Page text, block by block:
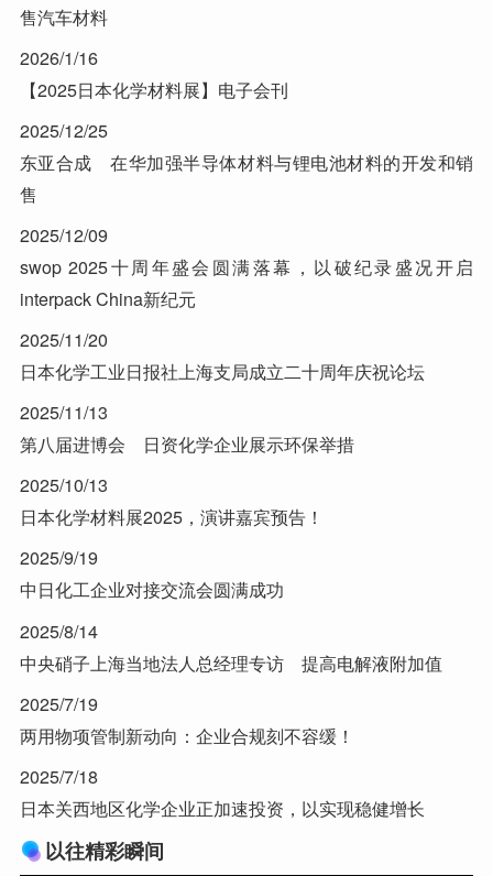
售汽车材料
2026/1/16
【2025日本化学材料展】电子会刊
2025/12/25
东亚合成 在华加强半导体材料与锂电池材料的开发和销
售
2025/12/09
swop 2025十周年盛会圆满落幕，以破纪录盛况开启
interpack China新纪元
2025/11/20
日本化学工业日报社上海支局成立二十周年庆祝论坛
2025/11/13
第八届进博会 日资化学企业展示环保举措
2025/10/13
日本化学材料展2025，演讲嘉宾预告！
2025/9/19
中日化工企业对接交流会圆满成功
2025/8/14
中央硝子上海当地法人总经理专访 提高电解液附加值
2025/7/19
两用物项管制新动向：企业合规刻不容缓！
2025/7/18
日本关西地区化学企业正加速投资，以实现稳健增长
以往精彩瞬间